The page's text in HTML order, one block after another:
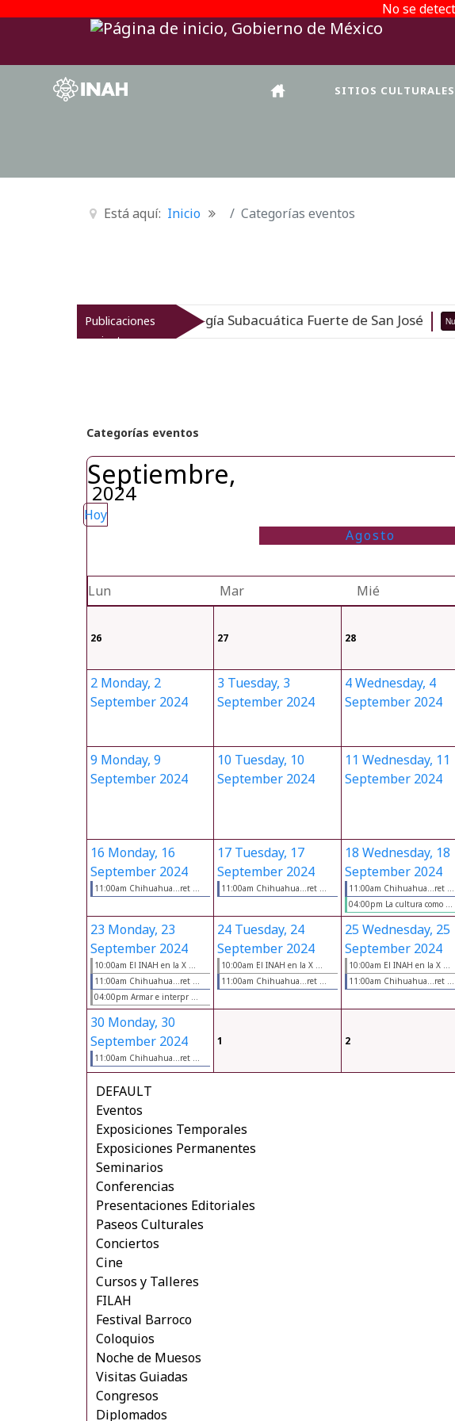
No se
SITIOS CULTURALES
Está aquí: Inicio Categorías eventos
Publicaciones
recientes
Museo de Arqueología Subacuática Fuerte de San José Nuevo
Categorías eventos
Septiembre,
2024
Hoy
Agosto
Lun Mar Mié
26 27 28
2 Monday, 2
September 2024
3 Tuesday, 3
September 2024
4Wednesday, 4
September 2024
9 Monday, 9
September 2024
10 Tuesday, 10
September 2024
11 Wednesday, 11
September 2024
16 Monday, 16
September 2024
11:00am Chihuahua...ret ...
17 Tuesday, 17
September 2024
11:00am Chihuahua...ret ...
18 Wednesday, 18
September 2024
11:00am Chihuahua...ret ...
04:00pm La cultura como ...
23 Monday, 23
September 2024
10:00am El INAH en la X ...
11:00am Chihuahua...ret ...
04:00pm Armar e interpr ...
24 Tuesday, 24
September 2024
10:00am El INAH en la X ...
11:00am Chihuahua...ret ...
25 Wednesday, 25
September 2024
10:00am El INAH en la X ...
11:00am Chihuahua...ret ...
30 Monday, 30
September 2024
11:00am Chihuahua...ret ...
1 2
DEFAULT
Eventos
Exposiciones Temporales
Exposiciones Permanentes
Seminarios
Conferencias
Presentaciones Editoriales
Paseos Culturales
Conciertos
Cine
Cursos y Talleres
FILAH
Festival Barroco
Coloquios
Noche de Muesos
Visitas Guiadas
Congresos
Diplomados